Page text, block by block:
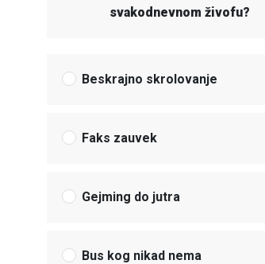
svakodnevnom živofu?
Beskrajno skrolovanje
Faks zauvek
Gejming do jutra
Bus kog nikad nema